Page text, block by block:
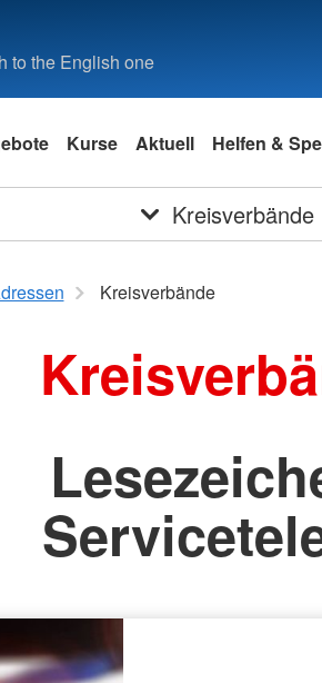
to the English one
Kurse Aktuell Helfen &
Kreisverbände
Kreisverbände